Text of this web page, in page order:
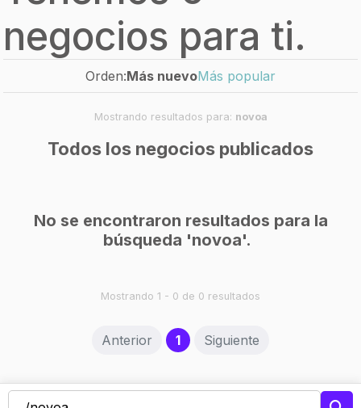
negocios para ti.
Orden:Más nuevoMás popular
Mostrando resultados para: novoa
Todos los negocios publicados
No se encontraron resultados para la
búsqueda 'novoa'.
Mostrando 1 - 0 de 0 resultados
Anterior 1(current)
Siguiente